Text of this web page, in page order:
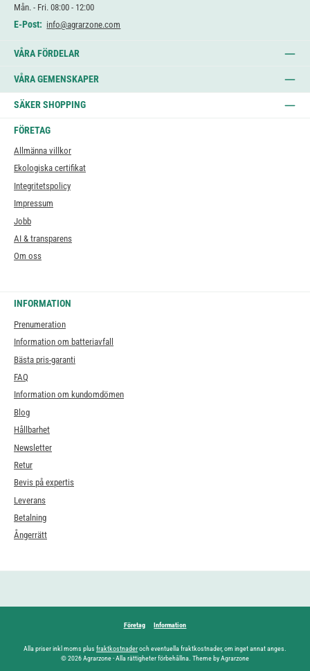
Mån. - Fri. 08:00 - 12:00
E-Post: info@agrarzone.com
VÅRA FÖRDELAR
VÅRA GEMENSKAPER
SÄKER SHOPPING
FÖRETAG
Allmänna villkor
Ekologiska certifikat
Integritetspolicy
Impressum
Jobb
AI & transparens
Om oss
INFORMATION
Prenumeration
Information om batteriavfall
Bästa pris-garanti
FAQ
Information om kundomdömen
Blog
Hållbarhet
Newsletter
Retur
Bevis på expertis
Leverans
Betalning
Ångerrätt
Företag Information
Alla priser inkl moms plus fraktkostnaderoch eventuella fraktkostnader, om inget annat anges.
© 2026 Agrarzone - Alla rättigheter förbehållna. Theme by Agrarzone